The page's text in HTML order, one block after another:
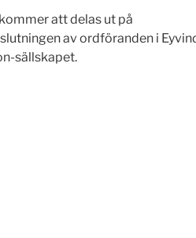
att delas ut på
av ordföranden i
sällskapet.